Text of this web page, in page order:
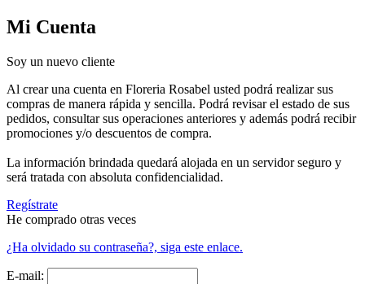
Mi Cuenta
Soy un nuevo cliente
Al crear una cuenta en Floreria Rosabel usted podrá realizar sus
compras de manera rápida y sencilla. Podrá revisar el estado de sus
pedidos, consultar sus operaciones anteriores y además podrá recibir
promociones y/o descuentos de compra.
La información brindada quedará alojada en un servidor seguro y
será tratada con absoluta confidencialidad.
Regístrate
He comprado otras veces
¿Ha olvidado su contraseña?, siga este enlace.
E-mail: